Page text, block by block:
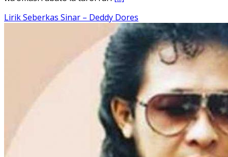
Ena’o natola ukhamoHaga mbawa ba desa’aUhalo ube’e
khomoUohe ia ube bangaimo Ena’o
Lirik Lagu FAFOFA Ciptaan Fajar Halawa Vocal Rendi Gulo